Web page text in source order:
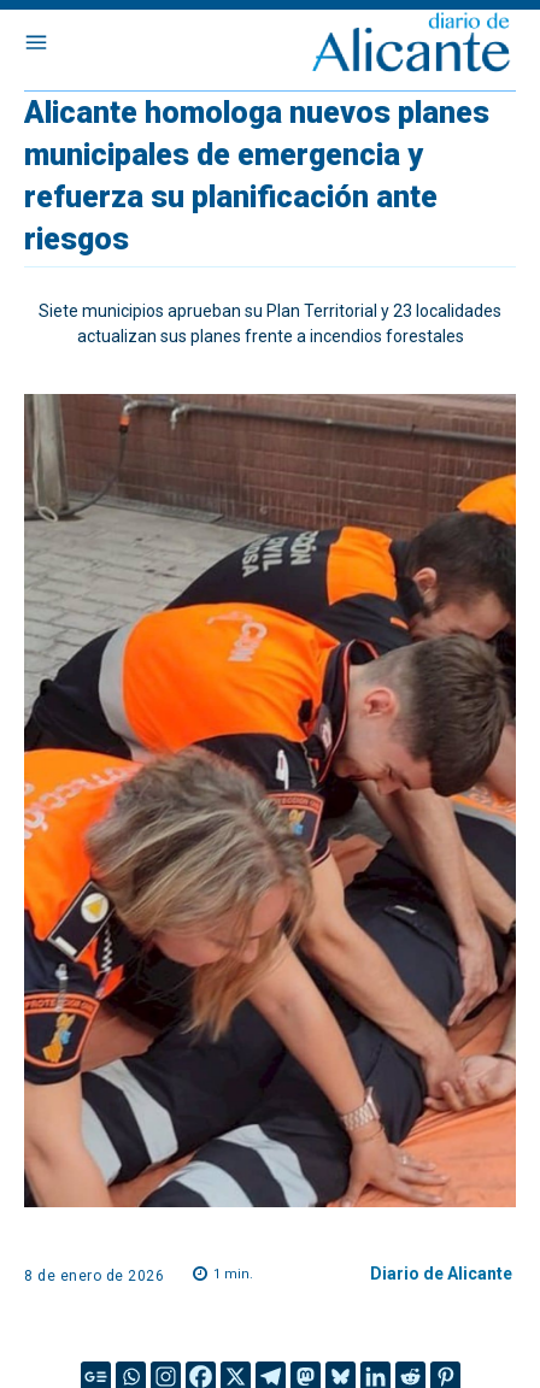
Alicante homologa nuevos planes
municipales de emergencia y
refuerza su planificación ante
riesgos
Siete municipios aprueban su Plan Territorial y 23 localidades
actualizan sus planes frente a incendios forestales
8 de enero de 2026 1 min. Diario de Alicante